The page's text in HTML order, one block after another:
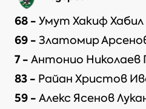
68 - Умут Хакиф Хабил
69 - Златомир
7 - Антонио Николаев
83 - Райан Христов
59 - Алекс Ясенов